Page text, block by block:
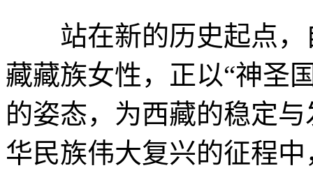
站在新的历史起点，
藏藏族女性，正以“神圣
的姿态，为西藏的稳定
华民族伟大复兴的征程